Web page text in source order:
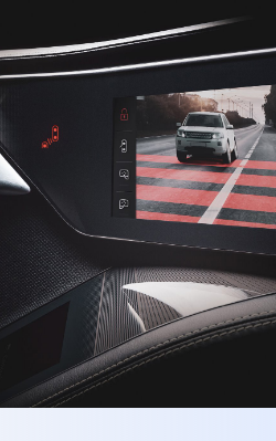
ィング
ンサイト